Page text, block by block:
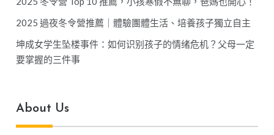
2025 過夜冬令營推薦｜體驗團體生活、培養孩子獨立自主
坤成女学生坠楼事件：如何识别孩子的情绪危机？父母一定
要掌握的三件事
About Us